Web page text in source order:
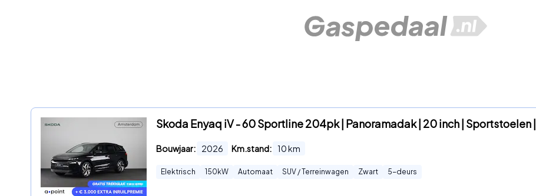
Skoda Enyaq iV - 60 Sportline 204pk | Panoramadak | 20 inch | Sportstoelen |
Bouwjaar: 2026 Km.stand: 10km
Elektrisch 150 kW Automaat SUV / Terreinwagen Zwart 5-deurs